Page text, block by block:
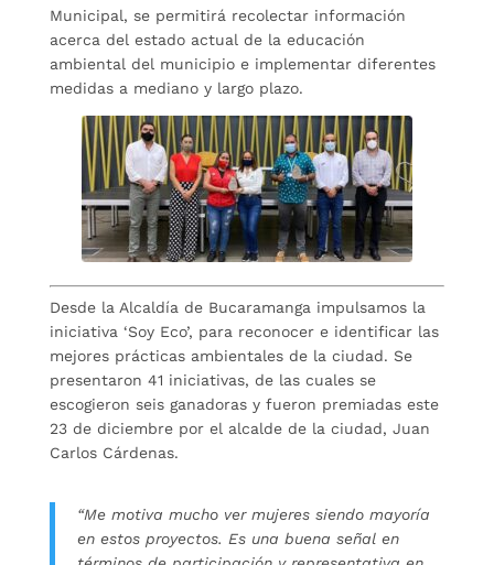
Municipal, se permitirá recolectar información
acerca del estado actual de la educación
ambiental del municipio e implementar diferentes
medidas a mediano y largo plazo.
Desde la Alcaldía de Bucaramanga impulsamos la
iniciativa ‘Soy Eco’, para reconocer e identificar las
mejores prácticas ambientales de la ciudad. Se
presentaron 41 iniciativas, de las cuales se
escogieron seis ganadoras y fueron premiadas este
23 de diciembre por el alcalde de la ciudad, Juan
Carlos Cárdenas.
“Me motiva mucho ver mujeres siendo mayoría
en estos proyectos. Es una buena señal en